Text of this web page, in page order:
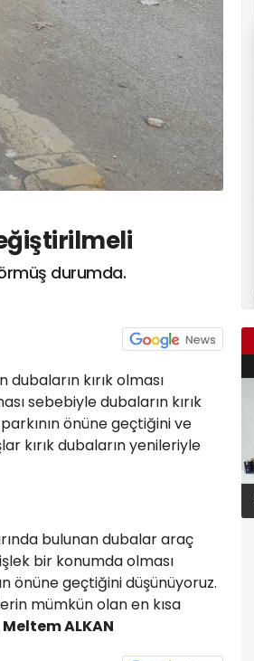
durumda.
kırık olması
sebebiyle dubaların kırık
önüne geçtiğini ve
kırık dubaların yenileriyle
bulunan dubalar araç
bir konumda olması
önüne geçtiğini düşünüyoruz.
mümkün olan en kısa
Meltem ALKAN